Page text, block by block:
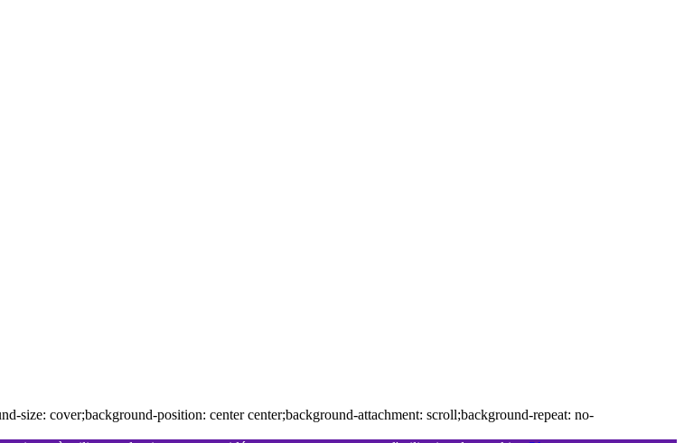
size: cover;background-position: center center;background-attachment: scroll;background-repeat: no-